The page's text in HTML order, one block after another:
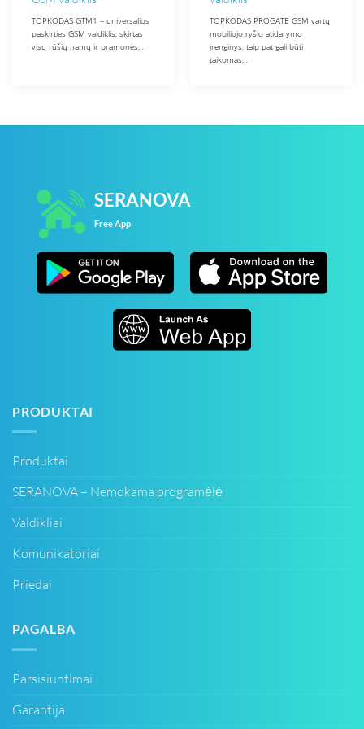
TOPKODAS GTM1 – universalios
paskirties GSM valdiklis, skirtas
visų rūšių namų ir pramonės…
TOPKODAS PROGATE GSM vartų
mobiliojo ryšio atidarymo
įrenginys, taip pat gali būti
taikomas…
SERANOVA
Free App
PRODUKTAI
Produktai
SERANOVA – Nemokama programėlė
Valdikliai
Komunikatoriai
Priedai
PAGALBA
Parsisiuntimai
Garantija